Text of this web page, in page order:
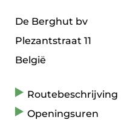
De Berghut bv
Plezantstraat 11
België
Routebeschrijving
Openingsuren